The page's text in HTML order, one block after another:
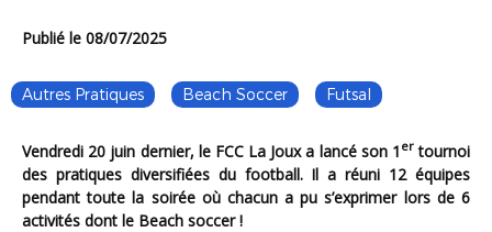
Publié le 08/07/2025
Autres Pratiques Beach Soccer Futsal
Vendredi 20 juin dernier, le FCC La Joux a lancé son 1 ertournoi
des pratiques diversifiées du football. Il a réuni 12 équipes
pendant toute la soirée où chacun a pu s’exprimer lors de 6
activités dont le Beach soccer !